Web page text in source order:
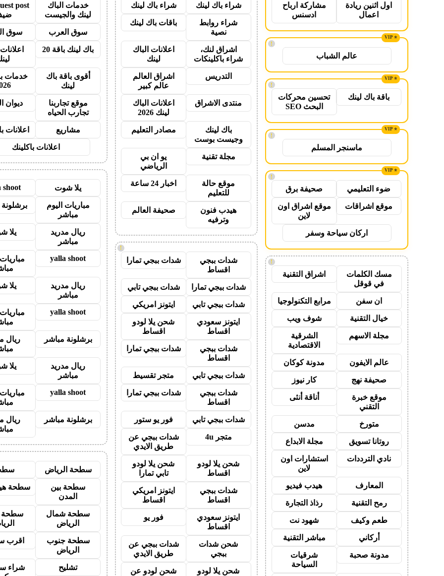
اول اثنين ريادة
اعمال
مشاركة ارباح
ادسنس
!
عالم الشباب
!
باقة باك لينك
تحسين محركات
البحث SEO
!
ماسنجر المسلم
!
ضوء التعليمي صحيفة برق
موقع اشراقات
موقع اشراق اون
لاين
اركان سياحة وسفر
!
مسك الكلمات
في قوقل
اشراق التقنية
ان سفن مرابع التكنولوجيا
خيال التقنية شوف ويب
مجلة الاسهم
الشرقية
الاقتصادية
عالم الايفون مدونة كوكان
صحيفة نهج كار نيوز
موقع خبرة
التقني
أناقة أنثى
متورخ مدسن
روتانا تسويق مجلة الابداع
نادي الترددات
استشارات اون
لاين
المعارف هيدب فيديو
رمح التقنية رذاذ التجارة
طعم وكيف شهود نت
أركاني مباشر التقنية
مدونة صحبة
شرقيات
السياحة
شراء باك لينك شراء باك لينك
شراء روابط
نصية
باقات باك لينك
اشراق لنك،
شراء باكلينكات
اعلانات الباك
لينك
التدريس
اشراق العالم
عالم كبير
منتدى الاشراق
اعلانات الباك
لينك 2026
باك لينك
وجيست بوست
مصادر التعليم
مجلة تقنية
يو ان بي
الرياضي
موقع حالة
للتعليم
اخبار 24 ساعة
هيدب فنون
وترفيه
صحيفة العالم
!
شدات ببجي
اقساط
شدات ببجي تمارا
شدات ببجي تمارا شدات ببجي تابي
شدات ببجي تابي ايتونز امريكي
ايتونز سعودي
اقساط
شحن يلا لودو
اقساط
شدات ببجي
اقساط
شدات ببجي تمارا
شدات ببجي تابي متجر تقسيط
شدات ببجي
اقساط
شدات ببجي تمارا
شدات ببجي تابي فور يو ستور
متجر 4u
شدات ببجي عن
طريق الايدي
شحن يلا لودو
اقساط
شحن يلا لودو
تابي تمارا
شدات ببجي
اقساط
ايتونز امريكي
اقساط
ايتونز سعودي
اقساط
فور يو
شحن شدات
ببجي
شدات ببجي عن
طريق الايدي
شحن يلا لودو
شحن لودو عن
خدمات الباك
لينك والجيست
سوق العرب سوق
باك لينك باقة 20
أقوى باقة باك
لينك
خدمات
موقع تجاربنا
تجارب الحياه
ديوان
مشاريع اعلانات
اعلانات باكلينك
يلا شوت shoot
مباريات اليوم
مباشر
ريال مدريد
مباشر
يلا
yalla shoot
ريال مدريد
مباشر
يلا
yalla shoot
برشلونة مباشر
ريال
ريال مدريد
مباشر
يلا
yalla shoot
برشلونة مباشر
ريال
سطحة الرياض
سطحة بين
المدن
سطحة
سطحة شمال
الرياض
سطحة
سطحة جنوب
الرياض
اقرب
تشليح
شراء